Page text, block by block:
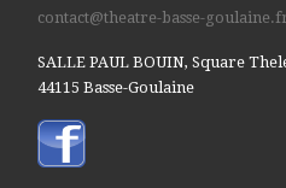
contact@theatre-basse-
SALLE PAUL BOUIN, Square
44115 Basse-Goulaine